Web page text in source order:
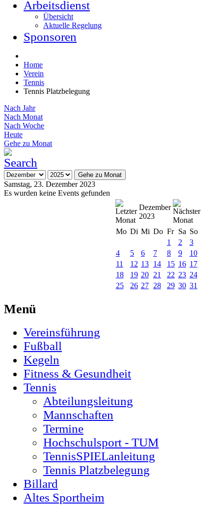
Arbeitsdienst
Übersicht
Aktuelle Regelung
Sponsoren
Home
Verein
Tennis
Tennis Platzbelegung
Nach Jahr
Nach Monat
Nach Woche
Heute
Gehe zu Monat
Gehe zu Monat
Samstag, 23. Dezember 2023
Es wurden keine Events gefunden
Dezember
2023
Mo Di Mi Do Fr Sa So
1
2
3
4
5 6 7 8 9
10
11
12 13 14 15 16 17
18
19 20 21 22 23 24
25
26 27 28 29 30 31
Menü
Vereinsführung
Fußball
Kegeln
Fitness & Gesundheit
Tennis
Abteilungsleitung
Mannschaften
Termine
Hochschulsport - TUM
TennisSPIELanleitung
Tennis Platzbelegung
Billard
Altes Sportheim